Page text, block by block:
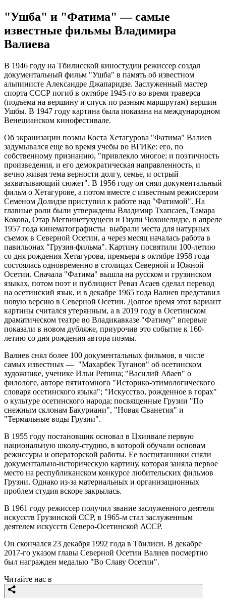
"Ушба" и "Фатима" — самые
известные фильмы Владимира
Валиева
В 1946 году на Тбилисской киностудии режиссер создал
документальный фильм "Ушба" в память об известном
альпинисте Александре Джапаридзе. Заслуженный мастер
спорта СССР погиб в октябре 1945-го во время траверса
(подъема на вершину и спуск по разным маршрутам) вершин
Ушбы. В 1947 году картина была показана на международном
Венецианском кинофестивале.
Об экранизации поэмы Коста Хетагурова "Фатима" Валиев
задумывался еще во время учебы во ВГИКе: его, по
собственному признанию, "привлекло многое: и поэтичность
произведения, и его демократическая направленность, и
вечно живая тема верности долгу, семье, и острый
захватывающий сюжет". В 1956 году он снял документальный
фильм о Хетагурове, а потом вместе с известным режиссером
Семеном Долидзе приступил к работе над "Фатимой". На
главные роли были утверждены Владимир Тхапсаев, Тамара
Кокова, Отар Мегвинетухуцеси и Гиули Чохонелидзе, в апреле
1957 года кинематографисты выбрали места для натурных
съемок в Северной Осетии, а через месяц началась работа в
павильонах "Грузия-фильма". Картину посвятили 100-летию
со дня рождения Хетагурова, премьера в октябре 1958 года
состоялась одновременно в столицах Северной и Южной
Осетии. Сначала "Фатима" вышла на русском и грузинском
языках, потом поэт и публицист Реваз Асаев сделал перевод
на осетинский язык, и в декабре 1965 года Валиев представил
новую версию в Северной Осетии. Долгое время этот вариант
картины считался утерянным, а в 2019 году в Осетинском
драматическом театре во Владикавказе "Фатиму" впервые
показали в новом дубляже, приурочив это событие к 160-
летию со дня рождения автора поэмы.
Валиев снял более 100 документальных фильмов, в числе
самых известных — "Махарбек Туганов" об осетинском
художнике, ученике Ильи Репина; "Василий Абаев" о
филологе, авторе пятитомного "Историко-этимологического
словаря осетинского языка"; "Искусство, рожденное в горах"
о культуре осетинского народа; посвященные Грузии "По
снежным склонам Бакуриани", "Новая Сванетия" и
"Термальные воды Грузии".
В 1955 году постановщик основал в Цхинвале первую
национальную школу-студию, в которой обучали основам
режиссуры и операторской работы. Ее воспитанники сняли
документально-историческую картину, которая заняла первое
место на республиканском конкурсе любительских фильмов
Грузии. Однако из-за материальных и организационных
проблем студия вскоре закрылась.
В 1961 году режиссер получил звание заслуженного деятеля
искусств Грузинской ССР, в 1965-м стал заслуженным
деятелем искусств Северо-Осетинской АССР.
Он скончался 23 декабря 1992 года в Тбилиси. В декабре
2017-го указом главы Северной Осетии Валиев посмертно
был награжден медалью "Во Славу Осетии".
Читайте нас в